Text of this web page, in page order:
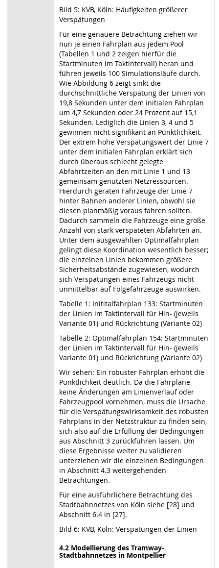
Bild 5: KVB, Köln: Häufigkeiten größerer
Verspätungen
Für eine genauere Betrachtung ziehen wir
nun je einen Fahrplan aus jedem Pool
(Tabellen 1 und 2 zeigen hierfür die
Startminuten im Taktintervall) heran und
führen jeweils 100 Simulationsläufe durch.
Wie Abbildung 6 zeigt sinkt die
durchschnittliche Verspätung der Linien von
19,8 Sekunden unter dem initialen Fahrplan
um 4,7 Sekunden oder 24 Prozent auf 15,1
Sekunden. Lediglich die Linien 3, 4 und 5
gewinnen nicht signifikant an Pünktlichkeit.
Der extrem hohe Verspätungswert der Linie 7
unter dem initialen Fahrplan erklärt sich
durch überaus schlecht gelegte
Abfahrtzeiten an den mit Linie 1 und 13
gemeinsam genutzten Netzressourcen.
Hierdurch geraten Fahrzeuge der Linie 7
hinter Bahnen anderer Linien, obwohl sie
diesen planmäßig voraus fahren sollten.
Dadurch sammeln die Fahrzeuge eine große
Anzahl von stark verspäteten Abfahrten an.
Unter dem ausgewählten Optimalfahrplan
gelingt diese Koordination wesentlich besser;
die einzelnen Linien bekommen größere
Sicherheitsabstände zugewiesen, wodurch
sich Verspätungen eines Fahrzeugs nicht
unmittelbar auf Folgefahrzeuge auswirken.
Tabelle 1: Inititalfahrplan 133: Startminuten
der Linien im Taktintervall für Hin- (jeweils
Variante 01) und Rückrichtung (Variante 02)
Tabelle 2: Optimalfahrplan 154: Startminuten
der Linien im Taktintervall für Hin- (jeweils
Variante 01) und Rückrichtung (Variante 02)
Wir sehen: Ein robuster Fahrplan erhöht die
Pünktlichkeit deutlich. Da die Fahrpläne
keine Änderungen am Linienverlauf oder
Fahrzeugpool vornehmen, muss die Ursache
für die Verspätungswirksamkeit des robusten
Fahrplans in der Netzstruktur zu finden sein,
sich also auf die Erfüllung der Bedingungen
aus Abschnitt 3 zurückführen lassen. Um
diese Ergebnisse weiter zu validieren
unterziehen wir die einzelnen Bedingungen
in Abschnitt 4.3 weitergehenden
Betrachtungen.
Für eine ausführlichere Betrachtung des
Stadtbahnnetzes von Köln siehe [28] und
Abschnitt 6.4 in [27].
Bild 6: KVB, Köln: Verspätungen der Linien
4.2 Modellierung des Tramway-
Stadtbahnnetzes in Montpellier